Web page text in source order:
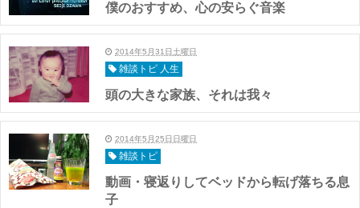
僕のおすすめ、心の安らぐ音楽
2014年5月31日土曜日
雑談トピ 人生
頭の大きな家族、それは我々
2014年5月25日日曜日
雑談トピ
動画・寝返りしてベッドから転げ落ちる息
子